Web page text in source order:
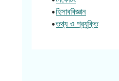
•হিসাববিজ্ঞান
•তথ্য ও প্রযুক্তি